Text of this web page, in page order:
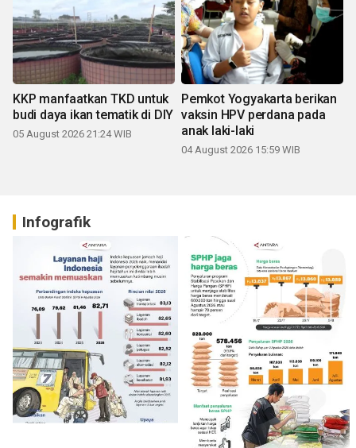
KKP manfaatkan TKD untuk
budi daya ikan tematik di DIY
05 August 2026 21:24 WIB
Pemkot Yogyakarta berikan
vaksin HPV perdana pada
anak laki-laki
04 August 2026 15:59 WIB
Infografik